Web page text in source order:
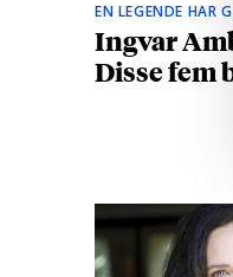
EN LEGENDE HAR
Ingvar
Disse fem